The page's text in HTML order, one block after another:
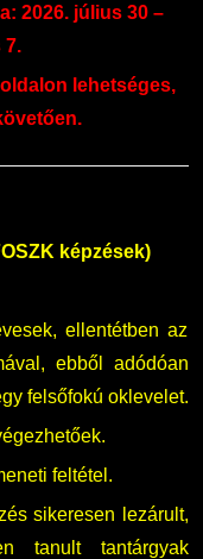
segédlet
KASZK
Bázis
2026. július 30 –
7.
oldalon lehetséges,
képzések)
ellentétben az
ebből adódóan
felsőfokú oklevelet.
feltétel.
sikeresen lezárult,
tanult tantárgyak